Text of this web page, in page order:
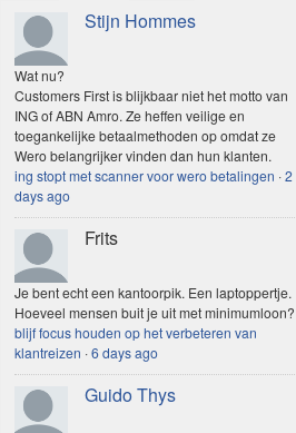
Stijn Hommes
Wat nu?
Customers First is blijkbaar niet het motto van
ING of ABN Amro. Ze heffen veilige en
toegankelijke betaalmethoden op omdat ze
Wero belangrijker vinden dan hun klanten.
ing stopt met scanner voor wero betalingen ·2
days ago
Frits
Je bent echt een kantoorpik. Een laptoppertje.
Hoeveel mensen buit je uit met minimumloon?
blijf focus houden op het verbeteren van
klantreizen ·6 days ago
Guido Thys